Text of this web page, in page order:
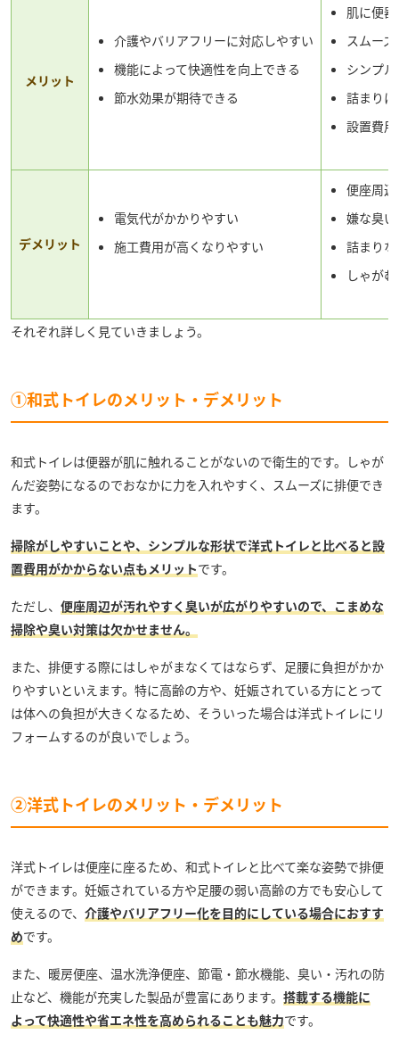
メリット
介護やバリアフリーに対応しやすい
機能によって快適性を向上できる
節水効果が期待できる
肌に便
スムー
シンプ
詰まり
設置費
デメリット
電気代がかかりやすい
施工費用が高くなりやすい
便座周
嫌な臭
詰まり
しゃが
それぞれ詳しく見ていきましょう。
①和式トイレのメリット・デメリット
和式トイレは便器が肌に触れることがないので衛生的です。しゃが
んだ姿勢になるのでおなかに力を入れやすく、スムーズに排便でき
ます。
掃除がしやすいことや、シンプルな形状で洋式トイレと比べると設
置費用がかからない点もメリットです。
ただし、 便座周辺が汚れやすく臭いが広がりやすいので、こまめな
掃除や臭い対策は欠かせません。
また、排便する際にはしゃがまなくてはならず、足腰に負担がかか
りやすいといえます。特に高齢の方や、妊娠されている方にとって
は体への負担が大きくなるため、そういった場合は洋式トイレにリ
フォームするのが良いでしょう。
②洋式トイレのメリット・デメリット
洋式トイレは便座に座るため、和式トイレと比べて楽な姿勢で排便
ができます。妊娠されている方や足腰の弱い高齢の方でも安心して
使えるので、 介護やバリアフリー化を目的にしている場合におすす
めです。
また、暖房便座、温水洗浄便座、節電・節水機能、臭い・汚れの防
止など、機能が充実した製品が豊富にあります。 搭載する機能に
よって快適性や省エネ性を高められることも魅力です。